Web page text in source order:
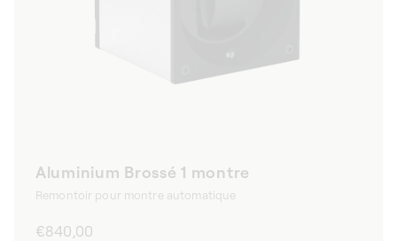
Aluminium Brossé 1 montre
Remontoir pour montre automatique
Prix
€840,00